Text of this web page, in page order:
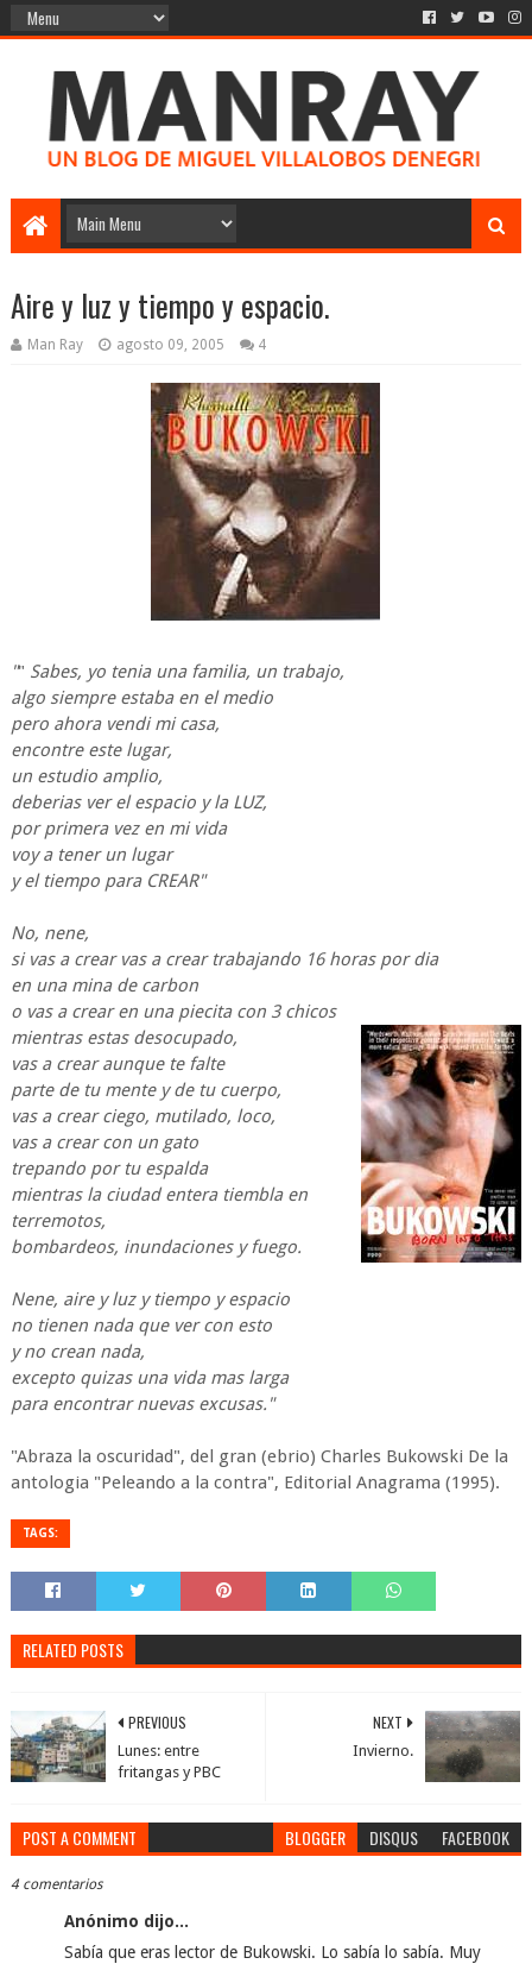
Aire y luz y tiempo y espacio.
Man Ray agosto 09, 2005 4
"" Sabes, yo tenia una familia, un trabajo,
algo siempre estaba en el medio
pero ahora vendi mi casa,
encontre este lugar,
un estudio amplio,
deberias ver el espacio y la LUZ,
por primera vez en mi vida
voy a tener un lugar
y el tiempo para CREAR"
No, nene,
si vas a crear vas a crear trabajando 16 horas por dia
en una mina de carbon
o vas a crear en una piecita con 3 chicos
mientras estasdesocupado,
vas a crear aunque te falte
parte de tu mente y de tu cuerpo,
vas a crear ciego, mutilado, loco,
vas a crear con un gato
trepando por tu espalda
mientras la ciudad entera tiembla en
terremotos,
bombardeos, inundaciones y fuego.
Nene, aire y luz y tiempo y espacio
no tienen nada que ver con esto
y no crean nada,
excepto quizas una vida mas larga
para encontrar nuevas excusas."
"Abraza la oscuridad", del gran (ebrio) Charles Bukowski De la
antologia "Peleando a la contra", Editorial Anagrama (1995).
TAGS:
RELATED POSTS
NEXT
Invierno.
PREVIOUS
Lunes: entre
fritangas y PBC
POST A COMMENT BLOGGER DISQUS FACEBOOK
4 comentarios
Anónimo dijo...
Sabía que eras lector de Bukowski. Lo sabía lo sabía. Muy